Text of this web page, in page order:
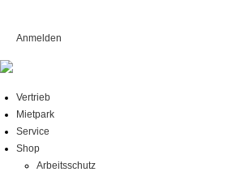
Anmelden
Vertrieb
Mietpark
Service
Shop
Arbeitsschutz